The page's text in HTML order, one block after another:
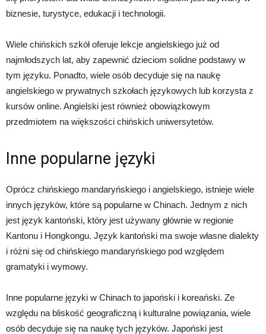
biznesie, turystyce, edukacji i technologii.
Wiele chińskich szkół oferuje lekcje angielskiego już od
najmłodszych lat, aby zapewnić dzieciom solidne podstawy w
tym języku. Ponadto, wiele osób decyduje się na naukę
angielskiego w prywatnych szkołach językowych lub korzysta z
kursów online. Angielski jest również obowiązkowym
przedmiotem na większości chińskich uniwersytetów.
Inne popularne języki
Oprócz chińskiego mandaryńskiego i angielskiego, istnieje wiele
innych języków, które są popularne w Chinach. Jednym z nich
jest język kantoński, który jest używany głównie w regionie
Kantonu i Hongkongu. Język kantoński ma swoje własne dialekty
i różni się od chińskiego mandaryńskiego pod względem
gramatyki i wymowy.
Inne popularne języki w Chinach to japoński i koreański. Ze
względu na bliskość geograficzną i kulturalne powiązania, wiele
osób decyduje się na naukę tych języków. Japoński jest